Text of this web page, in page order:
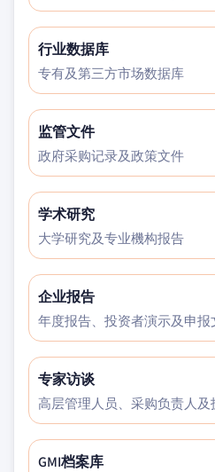
行业数据库
专有及第三方市场数据库
监管文件
政府采购记录及政策文件
学术研究
大学研究及专业機构报告
企业报告
年度报告、投资者演示及申报
专家访谈
高层管理人员、采购负责人及
GMI档案库